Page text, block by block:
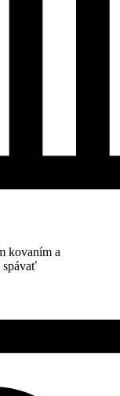
kovaním a
spávať